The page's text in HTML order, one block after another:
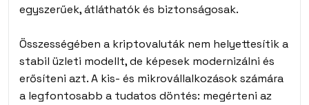
egyszerűek, átláthatók és biztonságosak.
Összességében a kriptovaluták nem helyettesítik a
stabil üzleti modellt, de képesek modernizálni és
erősíteni azt. A kis- és mikrovállalkozások számára
a legfontosabb a tudatos döntés: megérteni az